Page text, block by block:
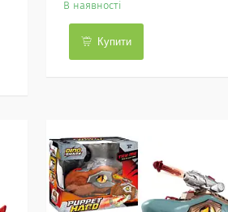
В наявності
Купити